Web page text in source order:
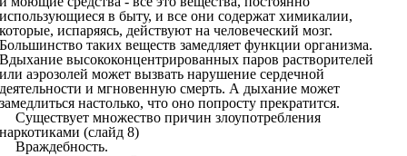
в быту, и все они содержат химикалии,
испаряясь, действуют на человеческий мозг.
таких веществ замедляет функции организма.
высококонцентрированных паров растворителей
аэрозолей может вызвать нарушение сердечной
и мгновенную смерть. А дыхание может
настолько, что оно попросту прекратится.
Существует множество причин злоупотребления
(слайд 8)
Враждебность.